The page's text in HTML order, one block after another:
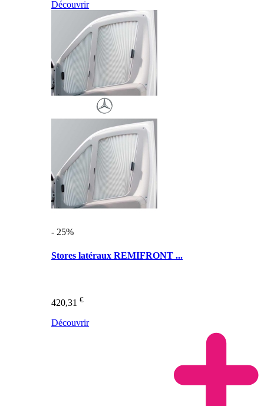
Découvrir
- 25%
Stores latéraux REMIFRONT ...
420,31 €
Découvrir